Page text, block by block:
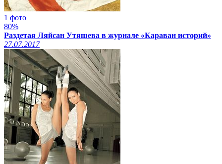
1 фото
80%
Раздетая Ляйсан Утяшева в журнале «Караван историй»
27.07.2017